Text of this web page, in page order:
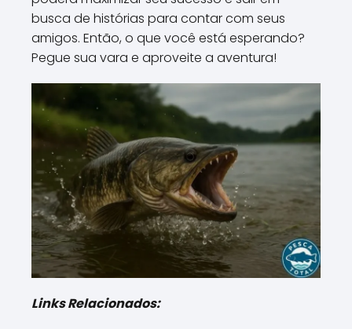
busca de histórias para contar com seus
amigos. Então, o que você está esperando?
Pegue sua vara e aproveite a aventura!
Links Relacionados: